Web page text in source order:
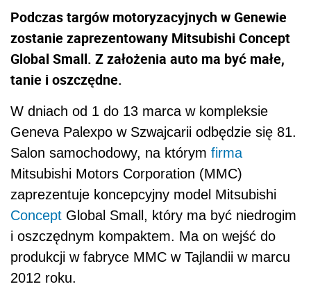
Podczas targów motoryzacyjnych w Genewie
zostanie zaprezentowany Mitsubishi Concept
Global Small. Z założenia auto ma być małe,
tanie i oszczędne.
W dniach od 1 do 13 marca w kompleksie
Geneva Palexpo w Szwajcarii odbędzie się 81.
Salon samochodowy, na którym firma
Mitsubishi Motors Corporation (MMC)
zaprezentuje koncepcyjny model Mitsubishi
Concept Global Small, który ma być niedrogim
i oszczędnym kompaktem. Ma on wejść do
produkcji w fabryce MMC w Tajlandii w marcu
2012 roku.